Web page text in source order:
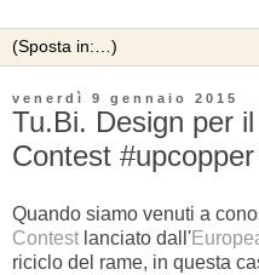
venerdì 9 gennaio 2015
Tu.Bi. Design per
Contest #upcopper
Quando siamo venuti a
Contest lanciato dall'
riciclo del rame, in questa